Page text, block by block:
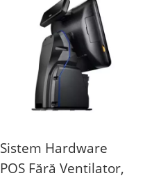
Sistem Hardware
POS Fără Ventilator,